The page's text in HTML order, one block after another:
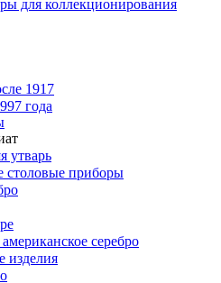
для коллекционирования
1917
года
утварь
столовые приборы
серебро
изделия